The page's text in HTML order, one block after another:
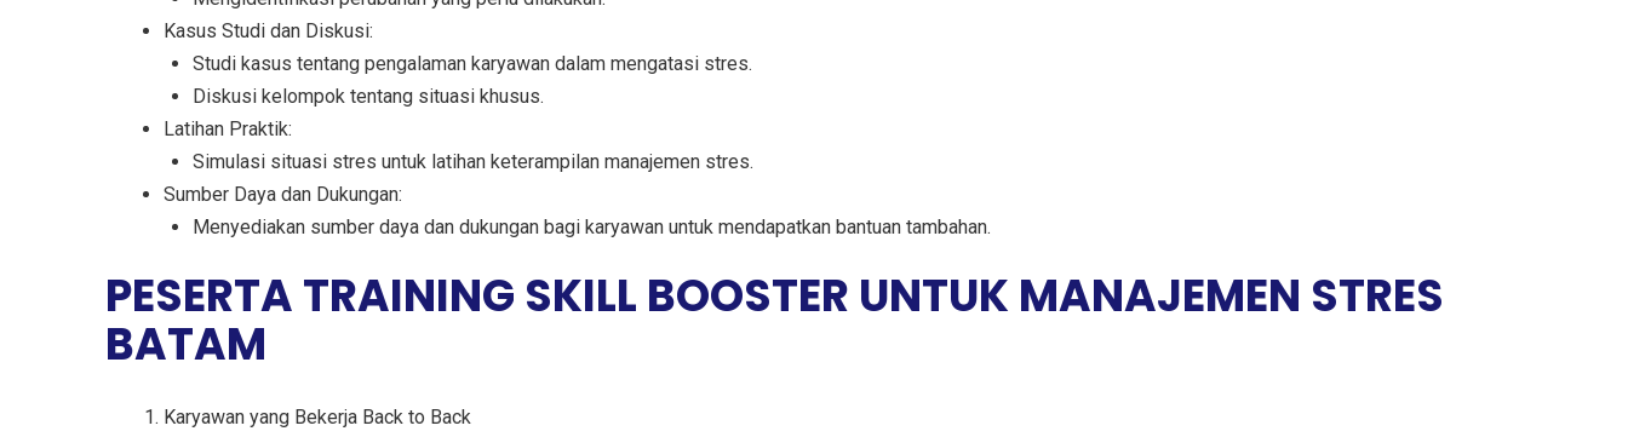
Kasus Studi dan Diskusi:
Studi kasus tentang pengalaman karyawan dalam mengatasi stres.
Diskusi kelompok tentang situasi khusus.
Latihan Praktik:
Simulasi situasi stres untuk latihan keterampilan manajemen stres.
Sumber Daya dan Dukungan:
Menyediakan sumber daya dan dukungan bagi karyawan untuk mendapatkan bantuan tambahan.
PESERTA TRAINING SKILL BOOSTER UNTUK MANAJEMEN STRES
BATAM
Karyawan yang Bekerja Back to Back